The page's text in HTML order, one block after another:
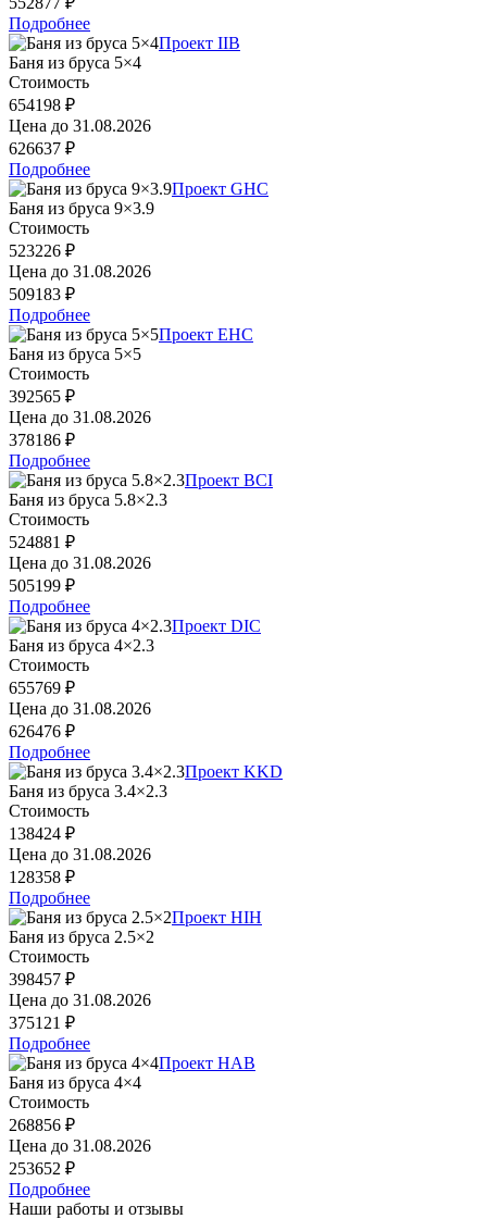
Подробнее
Проект IIB
Баня из бруса 5×4
Стоимость
654198 ₽
Цена до 31.08.2026
626637 ₽
Подробнее
Проект GHC
Баня из бруса 9×3.9
Стоимость
523226 ₽
Цена до 31.08.2026
509183 ₽
Подробнее
Проект EHC
Баня из бруса 5×5
Стоимость
392565 ₽
Цена до 31.08.2026
378186 ₽
Подробнее
Проект BCI
Баня из бруса 5.8×2.3
Стоимость
524881 ₽
Цена до 31.08.2026
505199 ₽
Подробнее
Проект DIC
Баня из бруса 4×2.3
Стоимость
655769 ₽
Цена до 31.08.2026
626476 ₽
Подробнее
Проект KKD
Баня из бруса 3.4×2.3
Стоимость
138424 ₽
Цена до 31.08.2026
128358 ₽
Подробнее
Проект HIH
Баня из бруса 2.5×2
Стоимость
398457 ₽
Цена до 31.08.2026
375121 ₽
Подробнее
Проект HAB
Баня из бруса 4×4
Стоимость
268856 ₽
Цена до 31.08.2026
253652 ₽
Подробнее
Наши работы и отзывы